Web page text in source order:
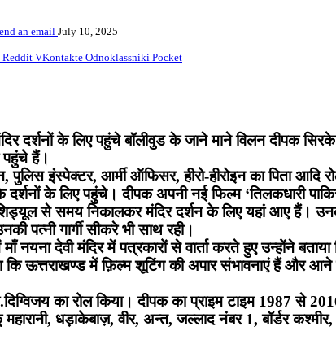
an email July 10, 2025
Reddit VKontakte Odnoklassniki Pocket
दर्शनों के लिए पहुंचे बॉलीवुड के जाने माने विलन दीपक
पहुंचे हैं।
इंस्पेक्टर, आर्मी ऑफिसर, हीरो-हीरोइन का पिता आदि
के लिए पहुंचे। दीपक अपनी नई फिल्म ‘तिलकधारी
शिड्यूल से समय निकालकर मंदिर दर्शन के लिए यहां आए हैं।
पत्नी गार्गी सीकरे भी साथ रही।
नयना देवी मंदिर में पत्रकारों से वार्ता करते हुए उन्होंने
कि ऊत्तराखण्ड में फ़िल्म शूटिंग की अपार संभावनाएं हैं और
का रोल किया। दीपक का प्राइम टाइम 1987 से
धड़ाकेबाज़, वीर, अन्त, जल्लाद नंबर 1, बॉर्डर